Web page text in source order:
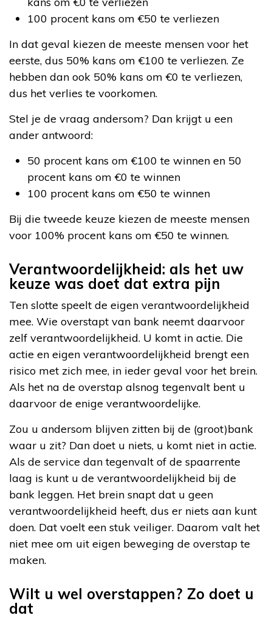
100 procent kans om €50 te verliezen
In dat geval kiezen de meeste mensen voor het
eerste, dus 50% kans om €100 te verliezen. Ze
hebben dan ook 50% kans om €0 te verliezen,
dus het verlies te voorkomen.
Stel je de vraag andersom? Dan krijgt u een
ander antwoord:
50 procent kans om €100 te winnen en 50
procent kans om €0 te winnen
100 procent kans om €50 te winnen
Bij die tweede keuze kiezen de meeste mensen
voor 100% procent kans om €50 te winnen.
Verantwoordelijkheid: als het uw
keuze was doet dat extra pijn
Ten slotte speelt de eigen verantwoordelijkheid
mee. Wie overstapt van bank neemt daarvoor
zelf verantwoordelijkheid. U komt in actie. Die
actie en eigen verantwoordelijkheid brengt een
risico met zich mee, in ieder geval voor het brein.
Als het na de overstap alsnog tegenvalt bent u
daarvoor de enige verantwoordelijke.
Zou u andersom blijven zitten bij de (groot)bank
waar u zit? Dan doet u niets, u komt niet in actie.
Als de service dan tegenvalt of de spaarrente
laag is kunt u de verantwoordelijkheid bij de
bank leggen. Het brein snapt dat u geen
verantwoordelijkheid heeft, dus er niets aan kunt
doen. Dat voelt een stuk veiliger. Daarom valt het
niet mee om uit eigen beweging de overstap te
maken.
Wilt u wel overstappen? Zo doet u
dat